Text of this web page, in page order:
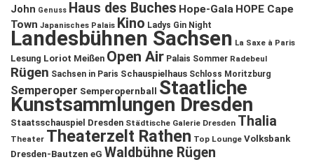
John Genuss Haus des Buches Hope-Gala HOPE Cape
Town Japanisches Palais Kino Ladys Gin Night
Landesbühnen Sachsen La Saxe à Paris
Lesung Loriot Meißen Open Air Palais Sommer Radebeul
Rügen Sachsen in Paris Schauspielhaus Schloss Moritzburg
Semperoper Semperopernball Staatliche
Kunstsammlungen Dresden
Staatsschauspiel Dresden Städtische Galerie Dresden Thalia
Theater Theaterzelt Rathen Top Lounge Volksbank
Dresden-Bautzen eG Waldbühne Rügen